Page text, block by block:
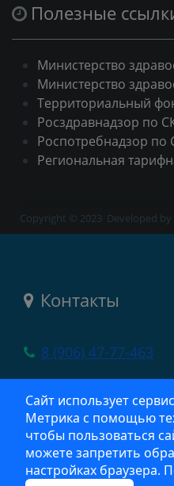
Полезные
Министерство
Министерство
Территориальный
Росздравнадзор по
Роспотребнадзор по
Региональная
Copyright © 2023 Developed by
Контакты
8 (906) 47-77-463
crb@list.ru
Сайт использует
Метрика с помощью
чтобы пользоваться
можете запретить
настройках браузера.